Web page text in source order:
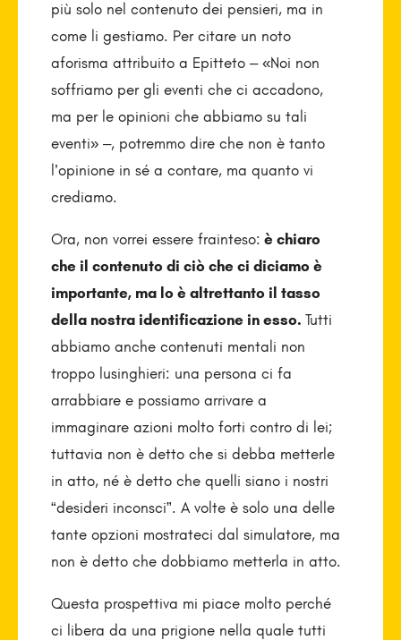
più solo nel contenuto dei pensieri, ma in
come li gestiamo. Per citare un noto
aforisma attribuito a Epitteto – «Noi non
soffriamo per gli eventi che ci accadono,
ma per le opinioni che abbiamo su tali
eventi» –, potremmo dire che non è tanto
l’opinione in sé a contare, ma quanto vi
crediamo.
Ora, non vorrei essere frainteso: è chiaro
che il contenuto di ciò che ci diciamo è
importante, ma lo è altrettanto il tasso
della nostra identificazione in esso. Tutti
abbiamo anche contenuti mentali non
troppo lusinghieri: una persona ci fa
arrabbiare e possiamo arrivare a
immaginare azioni molto forti contro di lei;
tuttavia non è detto che si debba metterle
in atto, né è detto che quelli siano i nostri
“desideri inconsci”. A volte è solo una delle
tante opzioni mostrateci dal simulatore, ma
non è detto che dobbiamo metterla in atto.
Questa prospettiva mi piace molto perché
ci libera da una prigione nella quale tutti